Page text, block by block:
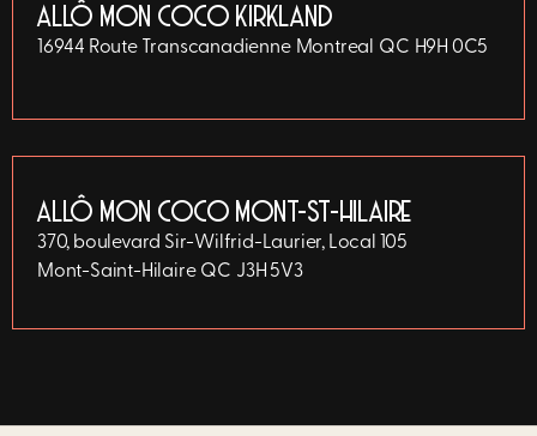
ALLÔ MON COCO KIRKLAND
16944 Route Transcanadienne Montreal QC H9H 0C5
ALLÔ MON COCO MONT-ST-HILAIRE
370, boulevard Sir-Wilfrid-Laurier, Local 105
Mont-Saint-Hilaire QC J3H 5V3